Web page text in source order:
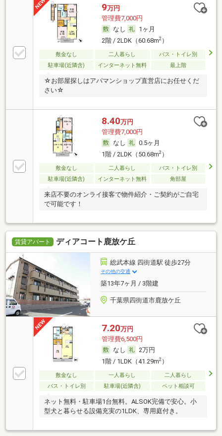
9万円
管理費7,000円
なし
1ヶ月
2階 / 2LDK（60.68m2）
敷金なし 二人暮らし
バス・トイレ別
駐車場(近隣含)
インターネット無料 最上階
☆お部屋探しはアパマンショップ直営店にお任せくだ
さい☆
8.40万円
管理費7,000円
なし
0.5ヶ月
1階 / 2LDK（50.68m2）
敷金なし 二人暮らし
バス・トイレ別
駐車場(近隣含)
インターネット無料 角部屋
来店不要のオンライ接客で物件紹介・ご契約がご自宅
で可能です！
賃貸アパート ディアコート鹿放ケ丘
総武本線 四街道駅 徒歩27分
その他の交通
築13年7ヶ月 / 3階建
千葉県四街道市鹿放ケ丘
7.20万円
管理費6,500円
なし
2万円
1階 / 1LDK（41.29m2）
敷金なし 一人暮らし
二人暮らし
バス・トイレ別
駐車場(近隣含) ペット相談可
ネット無料・駐車場1台無料。ALSOK完備で安心。小
型犬と暮らせる設備充実の1LDK、専用庭付き。